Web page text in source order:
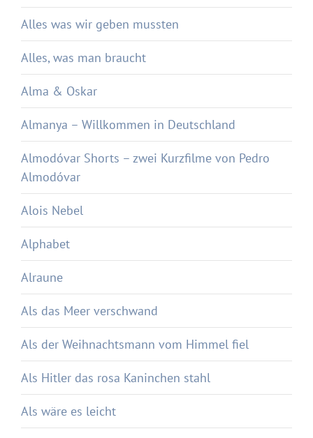
Alles was wir geben mussten
Alles, was man braucht
Alma & Oskar
Almanya – Willkommen in Deutschland
Almodóvar Shorts – zwei Kurzfilme von Pedro
Almodóvar
Alois Nebel
Alphabet
Alraune
Als das Meer verschwand
Als der Weihnachtsmann vom Himmel fiel
Als Hitler das rosa Kaninchen stahl
Als wäre es leicht